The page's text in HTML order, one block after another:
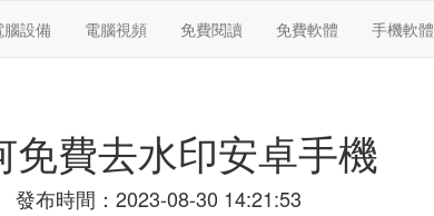
腦設備 電腦視頻 免費閱讀 免費軟體 手機軟體
免費去水印安卓手機
發布時間：2023-08-30 14:21:53